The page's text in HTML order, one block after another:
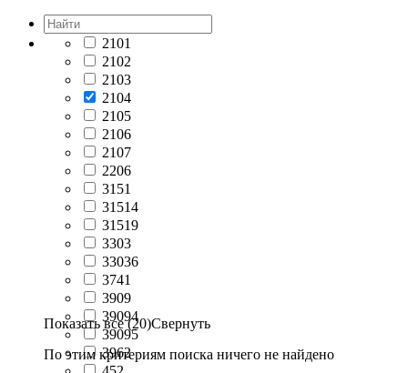
2101
2102
2103
2104
2105
2106
2107
2206
3151
31514
31519
3303
33036
3741
3909
39094
39095
3962
Показать все (20)Свернуть
По этим критериям поиска ничего не найдено